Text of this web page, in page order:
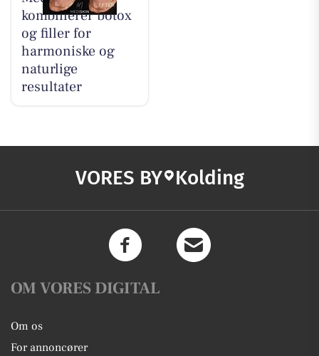
kombinerer botox
og filler for
harmoniske og
naturlige
resultater
VORES BY Kolding
OM VORES DIGITAL
Om os
For annoncører